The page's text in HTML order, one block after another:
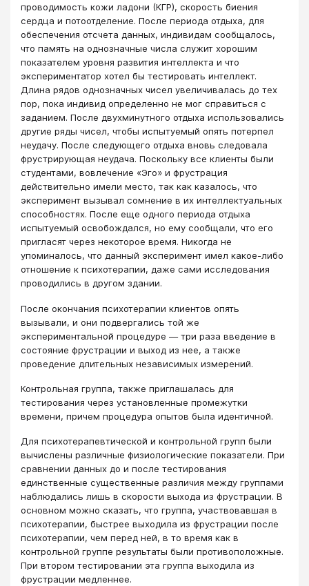
проводимость кожи ладони (КГР), скорость биения
сердца и потоотделение. После периода отдыха, для
обеспечения отсчета данных, индивидам сообщалось,
что память на однозначные числа служит хорошим
показателем уровня развития интеллекта и что
экспериментатор хотел бы тестировать интеллект.
Длина рядов однозначных чисел увеличивалась до тех
пор, пока индивид определенно не мог справиться с
заданием. После двухминутного отдыха использовались
другие ряды чисел, чтобы испытуемый опять потерпел
неудачу. После следующего отдыха вновь следовала
фрустрирующая неудача. Поскольку все клиенты были
студентами, вовлечение «Эго» и фрустрация
действительно имели место, так как казалось, что
эксперимент вызывал сомнение в их интеллектуальных
способностях. После еще одного периода отдыха
испытуемый освобождался, но ему сообщали, что его
пригласят через некоторое время. Никогда не
упоминалось, что данный эксперимент имел какое-либо
отношение к психотерапии, даже сами исследования
проводились в другом здании.
После окончания психотерапии клиентов опять
вызывали, и они подвергались той же
экспериментальной процедуре ― три раза введение в
состояние фрустрации и выход из нее, а также
проведение длительных независимых измерений.
Контрольная группа, также приглашалась для
тестирования через установленные промежутки
времени, причем процедура опытов была идентичной.
Для психотерапевтической и контрольной групп были
вычислены различные физиологические показатели. При
сравнении данных до и после тестирования
единственные существенные различия между группами
наблюдались лишь в скорости выхода из фрустрации. В
основном можно сказать, что группа, участвовавшая в
психотерапии, быстрее выходила из фрустрации после
психотерапии, чем перед ней, в то время как в
контрольной группе результаты были противоположные.
При втором тестировании эта группа выходила из
фрустрации медленнее.